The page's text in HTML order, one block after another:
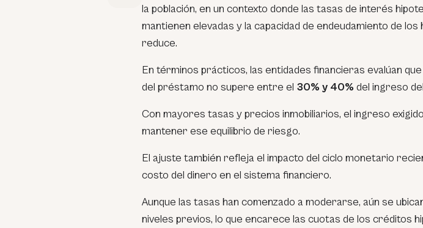
la población, en un contexto donde las tasas de interés
mantienen elevadas y la capacidad de endeudamiento de
reduce.
En términos prácticos, las entidades financieras evalúan
del préstamo no supere entre el 30% y 40% del ingreso
Con mayores tasas y precios inmobiliarios, el ingreso
mantener ese equilibrio de riesgo.
El ajuste también refleja el impacto del ciclo monetario
costo del dinero en el sistema financiero.
Aunque las tasas han comenzado a moderarse, aún se
niveles previos, lo que encarece las cuotas de los créditos